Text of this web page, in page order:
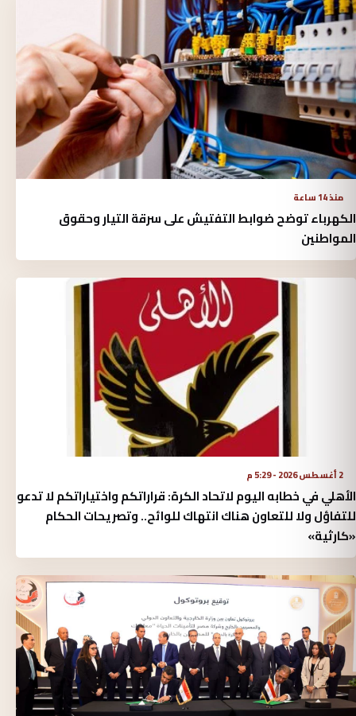
منذ 14 ساعة
الكهرباء توضح ضوابط التفتيش على سرقة التيار وحقوق
المواطنين
2 أغسطس 2026 - 5:29 م
الأهلي في خطابه اليوم لاتحاد الكرة:‏ قراراتكم واختياراتكم لا تدعو
للتفاؤل ولا للتعاون هناك انتهاك للوائح.. وتصريحات الحكام
«كارثية»‏